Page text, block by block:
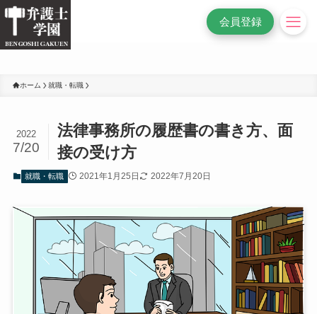
/* 変更前*/
会員登録
ホーム 就職・転職
法律事務所の履歴書の書き方、面
接の受け方
2022
7/20
就職・転職 2021年1月25日 2022年7月20日